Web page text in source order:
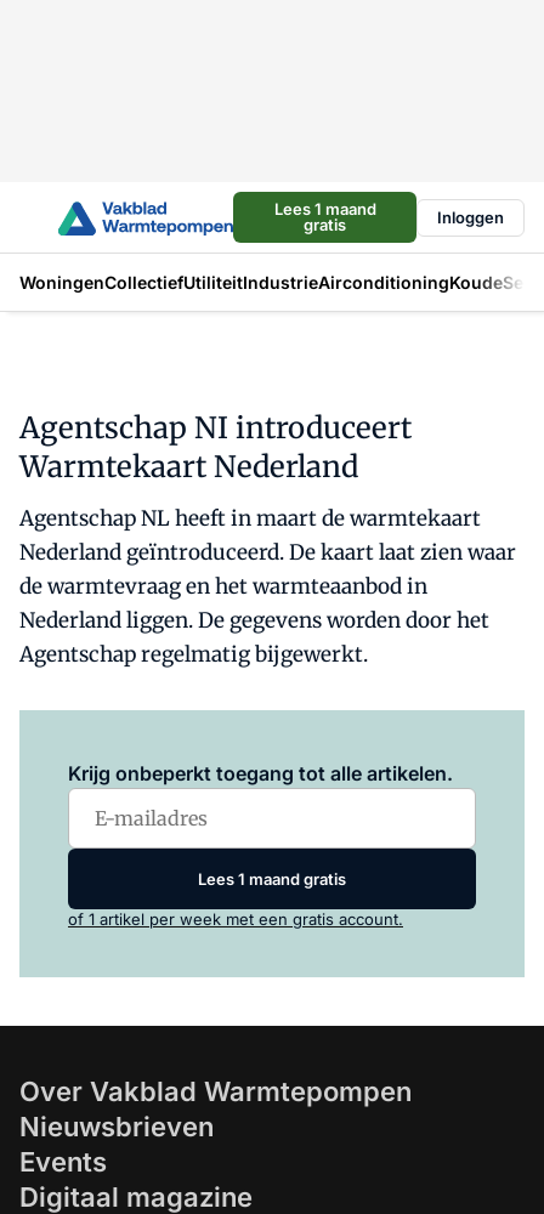
Lees 1 maand
gratis
Inloggen
WoningenCollectiefUtiliteitIndustrieAirconditioningKoude
Agentschap NI introduceert
Warmtekaart Nederland
Agentschap NL heeft in maart de warmtekaart
Nederland geïntroduceerd. De kaart laat zien waar
de warmtevraag en het warmteaanbod in
Nederland liggen. De gegevens worden door het
Agentschap regelmatig bijgewerkt.
Krijg onbeperkt toegang tot alle artikelen.
Lees 1 maand gratis
of 1 artikel per week met een gratis account.
Over Vakblad Warmtepompen
Nieuwsbrieven
Events
Digitaal magazine